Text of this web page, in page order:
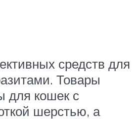
средств для
Товары
для кошек с
шерстью, а